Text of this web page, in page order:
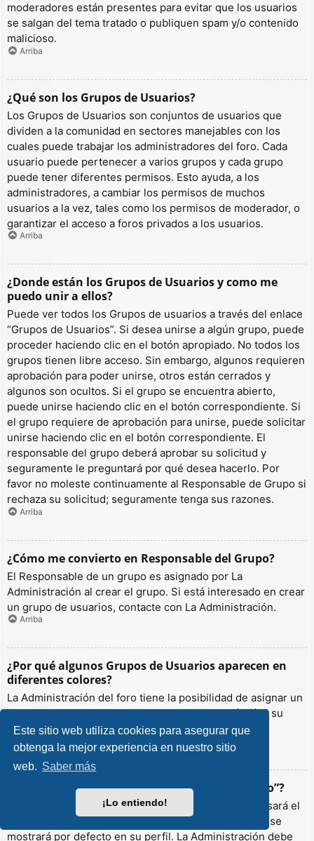
Este sitio web utiliza cookies para asegurar que
obtenga la mejor experiencia en nuestro sitio
web. Saber más
¡Lo entiendo!
moderadores están presentes para evitar que los usuarios
se salgan del tema tratado o publiquen spam y/o contenido
malicioso.
Arriba
¿Qué son los Grupos de Usuarios?
Los Grupos de Usuarios son conjuntos de usuarios que
dividen a la comunidad en sectores manejables con los
cuales puede trabajar los administradores del foro. Cada
usuario puede pertenecer a varios grupos y cada grupo
puede tener diferentes permisos. Esto ayuda, a los
administradores, a cambiar los permisos de muchos
usuarios a la vez, tales como los permisos de moderador, o
garantizar el acceso a foros privados a los usuarios.
Arriba
¿Donde están los Grupos de Usuarios y como me
puedo unir a ellos?
Puede ver todos los Grupos de usuarios a través del enlace
“Grupos de Usuarios”. Si desea unirse a algún grupo, puede
proceder haciendo clic en el botón apropiado. No todos los
grupos tienen libre acceso. Sin embargo, algunos requieren
aprobación para poder unirse, otros están cerrados y
algunos son ocultos. Si el grupo se encuentra abierto,
puede unirse haciendo clic en el botón correspondiente. Si
el grupo requiere de aprobación para unirse, puede solicitar
unirse haciendo clic en el botón correspondiente. El
responsable del grupo deberá aprobar su solicitud y
seguramente le preguntará por qué desea hacerlo. Por
favor no moleste continuamente al Responsable de Grupo si
rechaza su solicitud; seguramente tenga sus razones.
Arriba
¿Cómo me convierto en Responsable del Grupo?
El Responsable de un grupo es asignado por La
Administración al crear el grupo. Si está interesado en crear
un grupo de usuarios, contacte con La Administración.
Arriba
¿Por qué algunos Grupos de Usuarios aparecen en
diferentes colores?
La Administración del foro tiene la posibilidad de asignar un
color a los usuarios de un grupo para hacer más fácil su
identificación.
Arriba
¿Qué es un “Grupo de Usuarios predeterminado”?
Si es miembro de más de un grupo por defecto, se usará el
“predeterminado” para determinar qué color y rango se
mostrará por defecto en su perfil. La Administración debe